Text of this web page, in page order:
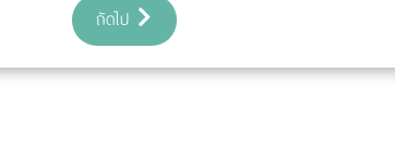
ถัดไป